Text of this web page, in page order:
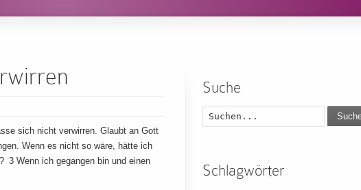
sich nicht verwirren. Glaubt an Gott
Wenn es nicht so wäre, hätte ich
3 Wenn ich gegangen bin und einen
Suche
Schlagwörter